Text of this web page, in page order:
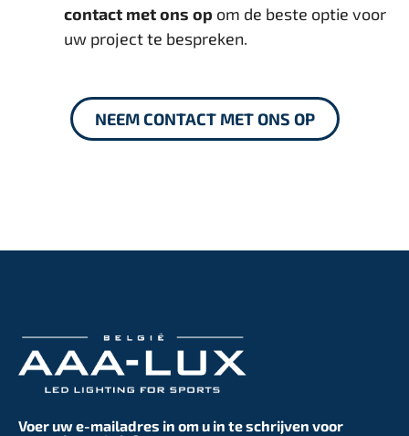
contact met ons op om de beste optie voor
uw project te bespreken.
NEEM CONTACT MET ONS OP
Voer uw e-mailadres in om u in te schrijven voor